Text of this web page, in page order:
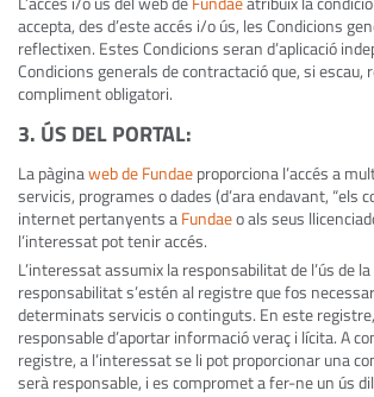
accepta, des d’este accés i/o ús, les Condicions
reflectixen. Estes Condicions seran d’aplicació
Condicions generals de contractació que, si escau,
compliment obligatori.
3. ÚS DEL PORTAL:
La pàginaweb de Fundaeproporciona l’accés a
servicis, programes o dades (d’ara endavant, “els
internet pertanyents aFundaeo als seus
l’interessat pot tenir accés.
L’interessat assumix la responsabilitat de l’ús de
responsabilitat s’estén al registre que fos
determinats servicis o continguts. En este
responsable d’aportar informació veraç i lícita. A
registre, a l’interessat se li pot proporcionar una
serà responsable, i es compromet a fer-ne un ús